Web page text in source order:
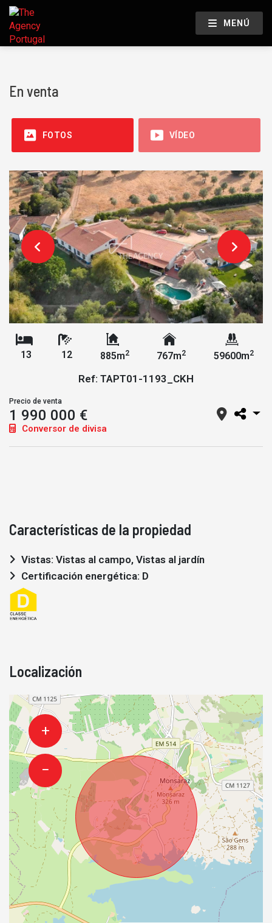
MENÚ
En venta
FOTOS VÍDEO
13 12 885m2 767m2 59600m2
Ref: TAPT01-1193_CKH
Precio de venta
1 990 000 €
Conversor de divisa
Características de la propiedad
Vistas: Vistas al campo, Vistas al jardín
Certificación energética: D
Localización
+
−